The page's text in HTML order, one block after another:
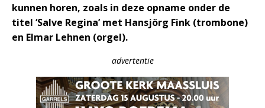
kunnen horen, zoals in deze opname onder de
titel ‘Salve Regina’ met Hansjörg Fink (trombone)
en Elmar Lehnen (orgel).
advertentie